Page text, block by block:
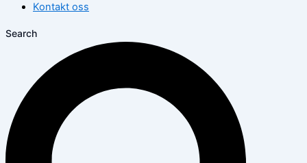
Kontakt oss
Search